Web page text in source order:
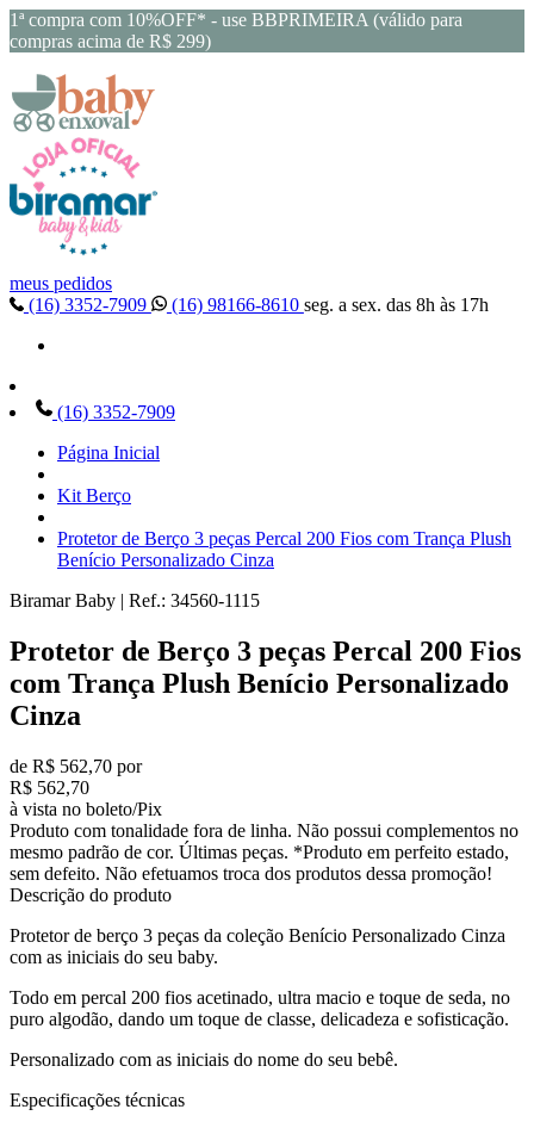
1ª compra com 10%OFF* - use BBPRIMEIRA (válido para
compras acima de R$ 299)
meus pedidos
(16) 3352-7909
(16) 98166-8610 seg. a sex. das 8h às 17h
(16) 3352-7909
Página Inicial
Kit Berço
Protetor de Berço 3 peças Percal 200 Fios com Trança Plush
Benício Personalizado Cinza
Biramar Baby | Ref.: 34560-1115
Protetor de Berço 3 peças Percal 200 Fios
com Trança Plush Benício Personalizado
Cinza
de R$ 562,70 por
R$ 562,70
à vista no boleto/Pix
Produto com tonalidade fora de linha. Não possui complementos no
mesmo padrão de cor. Últimas peças. *Produto em perfeito estado,
sem defeito. Não efetuamos troca dos produtos dessa promoção!
Descrição do produto
Protetor de berço 3 peças da coleção Benício Personalizado Cinza
com as iniciais do seu baby.
Todo em percal 200 fios acetinado, ultra macio e toque de seda, no
puro algodão, dando um toque de classe, delicadeza e sofisticação.
Personalizado com as iniciais do nome do seu bebê.
Especificações técnicas